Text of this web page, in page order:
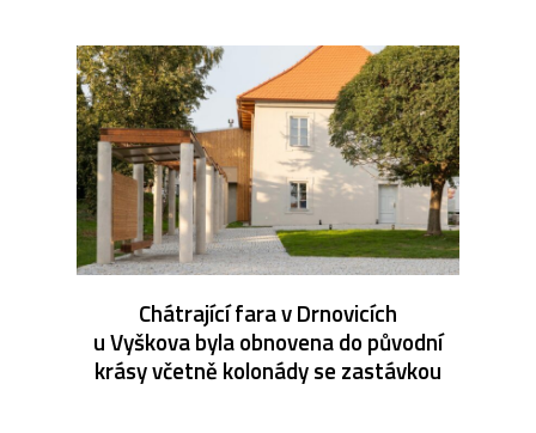
Chátrající fara v Drnovicích
u Vyškova byla obnovena do původní
krásy včetně kolonády se zastávkou